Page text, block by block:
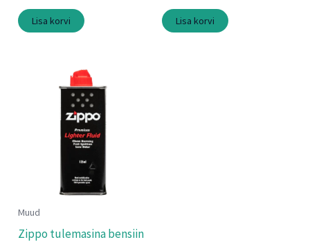
Lisa korvi Lisa korvi
Muud
Zippo tulemasina bensiin